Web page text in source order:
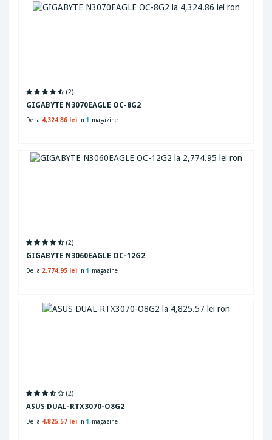
(2)
GIGABYTE N3070EAGLE OC-8G2
De la 4,324.86 lei in 1 magazine
(2)
GIGABYTE N3060EAGLE OC-12G2
De la 2,774.95 lei in 1 magazine
(2)
ASUS DUAL-RTX3070-O8G2
De la 4,825.57 lei in 1 magazine